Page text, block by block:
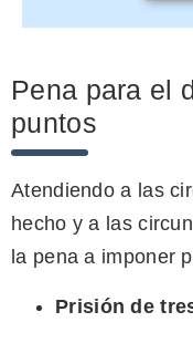
Pena para el
puntos
Atendiendo a las
hecho y a las
la pena a imponer
Prisión de